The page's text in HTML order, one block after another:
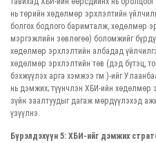
нь төрийн хөдөлмөр эрхлэлтийн
болгох бодлого баримталж, хөдөлмөр
мэргэжлийн зөвлөгөө) боломжийг
хөдөлмөр эрхлэлтийн албадад
хөдөлмөр эрхлэлтийн төв (дэд бүтэц,
бэхжүүлэх арга хэмжээ гм.)-ийг
нь дэмжих; түүнчлэн ХБИ-ийн хөдөлмөр
зүйн заалтуудыг дагаж мөрдүүлэхэд
үзүүлнэ.
Бүрэлдэхүүн 5: ХБИ-ийг дэмжих